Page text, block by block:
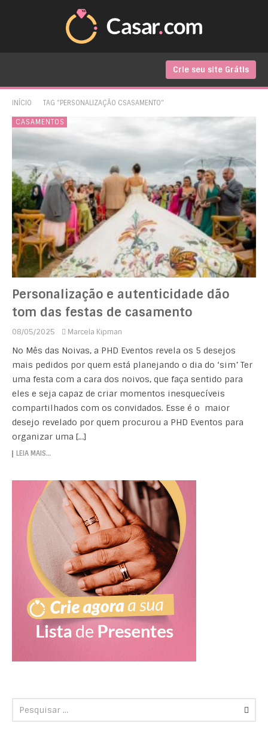
Crie seu site Grátis
INÍCIO TAG "PERSONALIZAÇÃO CSASAMENTO"
CASAMENTOS
Personalização e autenticidade dão
tom das festas de casamento
08/05/2025 Marcela Kipman
No Mês das Noivas, a PHD Eventos revela os 5 desejos
mais pedidos por quem está planejando o dia do ‘sim’ Ter
uma festa com a cara dos noivos, que faça sentido para
eles e seja capaz de criar momentos inesquecíveis
compartilhados com os convidados. Esse é o maior
desejo revelado por quem procurou a PHD Eventos para
organizar uma […]
LEIA MAIS…